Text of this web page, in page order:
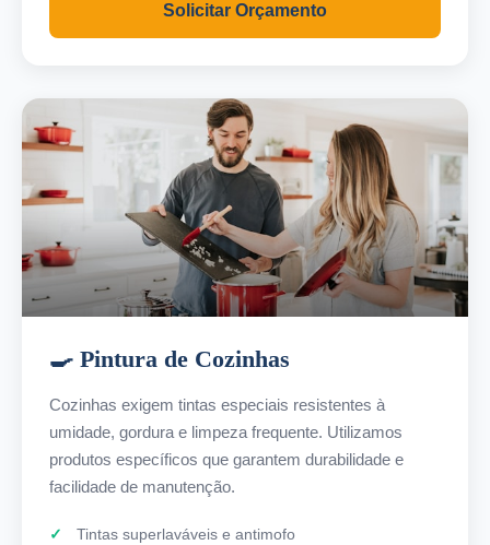
Solicitar Orçamento
🍳 Pintura de Cozinhas
Cozinhas exigem tintas especiais resistentes à
umidade, gordura e limpeza frequente. Utilizamos
produtos específicos que garantem durabilidade e
facilidade de manutenção.
Tintas superlaváveis e antimofo